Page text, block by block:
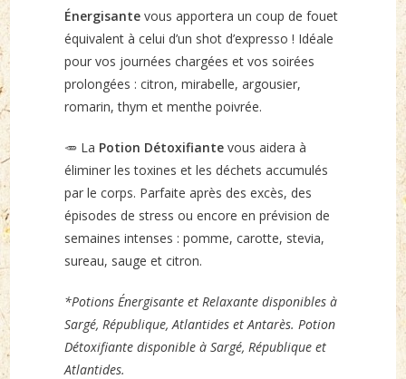
Énergisante vous apportera un coup de fouet
équivalent à celui d’un shot d’expresso ! Idéale
pour vos journées chargées et vos soirées
prolongées : citron, mirabelle, argousier,
romarin, thym et menthe poivrée.
🥕 La Potion Détoxifiante vous aidera à
éliminer les toxines et les déchets accumulés
par le corps. Parfaite après des excès, des
épisodes de stress ou encore en prévision de
semaines intenses : pomme, carotte, stevia,
sureau, sauge et citron.
*Potions Énergisante et Relaxante disponibles à
Sargé, République, Atlantides et Antarès. Potion
Détoxifiante disponible à Sargé, République et
Atlantides.